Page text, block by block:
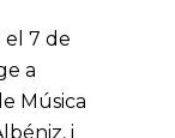
el 7 de
a
Música
i